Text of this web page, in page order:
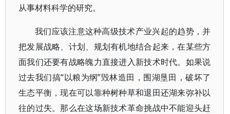
从事材料科学的研究。
我们应该注意这种高级技术产业兴起的趋势，并
把发展战略、计划、规划有机地结合起来，在某些方
面我们还要有战略魄力直接进入新技术时代。如果说
过去我们搞“以粮为纲”毁林造田，围湖垦田，破坏了
生态平衡，现在可以靠种树种草和退田还湖来弥补以
往的过失。那么在这场新技术革命挑战中不能迎头赶